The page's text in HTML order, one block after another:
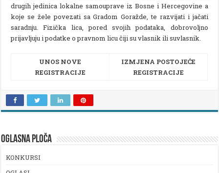
drugih jedinica lokalne samouprave iz Bosne i Hercegovine a
koje se žele povezati sa Gradom Goražde, te razvijati i jačati
saradnju. Fizička lica, pored svojih podataka, dobrovoljno
prijavljuju i podatke o pravnom licu čiji su vlasnik ili suvlasnik.
UNOS NOVE
REGISTRACIJE
IZMJENA POSTOJEĆE
REGISTRACIJE
OGLASNA PLOČA
KONKURSI